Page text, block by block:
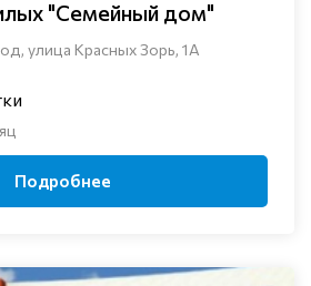
"Семейный дом"
улица Красных Зорь, 1А
Подробнее